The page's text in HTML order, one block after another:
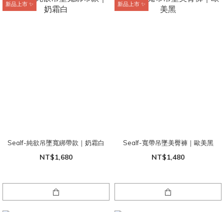
新品上市 ✨
Sealf-純欲吊墜寬綁帶款｜奶霜白
NT$1,680
新品上市 ✨
Sealf-寬帶吊墜美臀褲｜歐美黑
NT$1,480